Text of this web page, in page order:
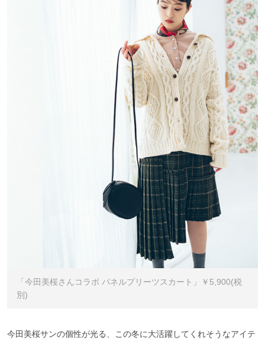
「今田美桜さんコラボ パネルプリーツスカート」￥5,900(税
別)
今田美桜サンの個性が光る、この冬に大活躍してくれそうなアイテ